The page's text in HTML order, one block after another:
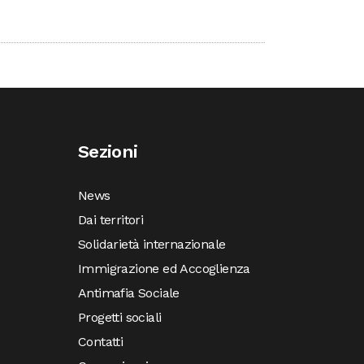
Sezioni
News
Dai territori
Solidarietà internazionale
Immigrazione ed Accoglienza
Antimafia Sociale
Progetti sociali
Contatti